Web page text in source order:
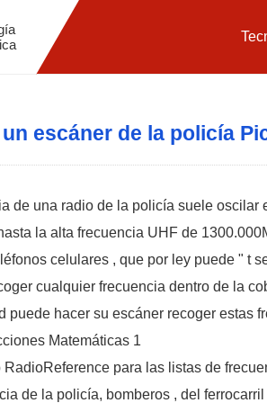
escáner de la policía
de una radio de la policía suele oscilar
la alta frecuencia UHF de
celulares , que por ley puede " t
cualquier frecuencia dentro de la
puede hacer su escáner recoger estas
Matemáticas 1
para las listas de
de la policía, bomberos , del ferrocarril